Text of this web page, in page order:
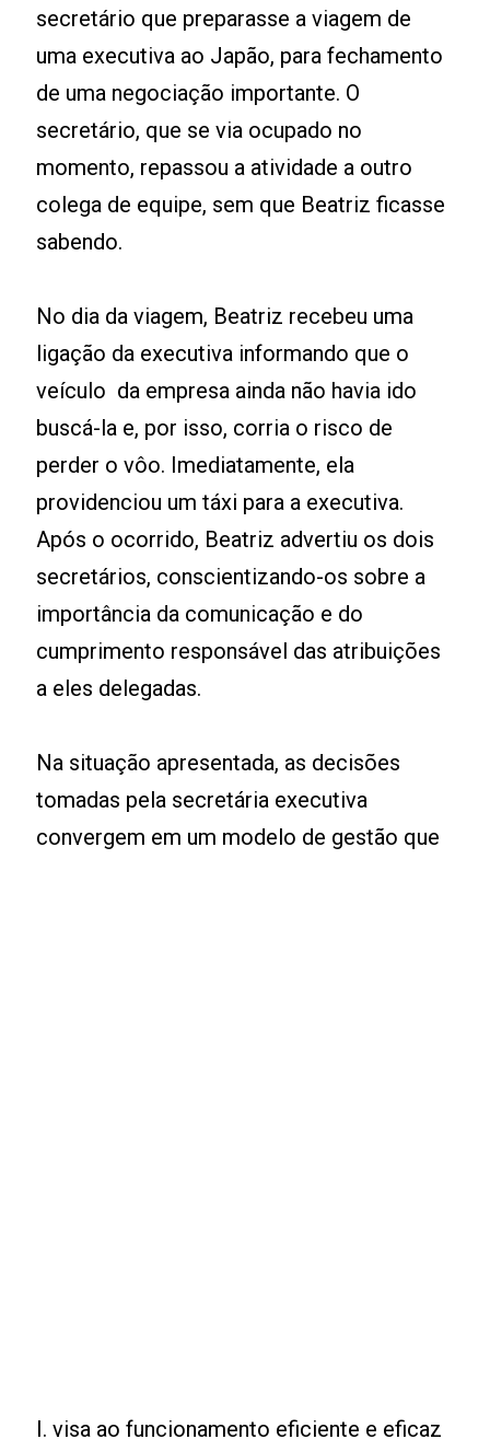
secretário que preparasse a viagem de
uma executiva ao Japão, para fechamento
de uma negociação importante. O
secretário, que se via ocupado no
momento, repassou a atividade a outro
colega de equipe, sem que Beatriz ficasse
sabendo.
No dia da viagem, Beatriz recebeu uma
ligação da executiva informando que o
veículo da empresa ainda não havia ido
buscá-la e, por isso, corria o risco de
perder o vôo. Imediatamente, ela
providenciou um táxi para a executiva.
Após o ocorrido, Beatriz advertiu os dois
secretários, conscientizando-os sobre a
importância da comunicação e do
cumprimento responsável das atribuições
a eles delegadas.
Na situação apresentada, as decisões
tomadas pela secretária executiva
convergem em um modelo de gestão que
I. visa ao funcionamento eficiente e eficaz